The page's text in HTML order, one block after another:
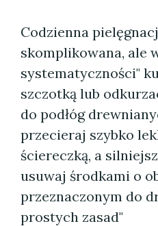
Codzienna
skomplikowana, ale
systematyczności"
szczotką lub
do podłóg
przecieraj szybko
ściereczką, a
usuwaj środkami o
przeznaczonym do
prostych zasad"